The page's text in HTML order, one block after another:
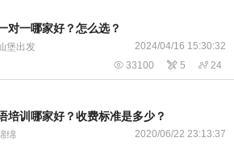
对一哪家好？怎么选？
堡出发 2024/04/16 15:30:32
 33100  5  24
培训哪家好？收费标准是多少？
绵 2020/06/22 23:13:37